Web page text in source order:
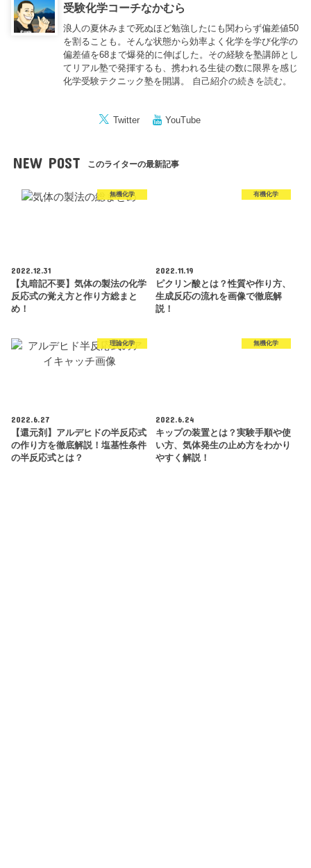
受験化学コーチなかむら
浪人の夏休みまで死ぬほど勉強したにも関わらず偏差値50
を割ることも。そんな状態から効率よく化学を学び化学の
偏差値を68まで爆発的に伸ばした。その経験を塾講師とし
てリアル塾で発揮するも、携われる生徒の数に限界を感じ
化学受験テクニック塾を開講。 自己紹介の続きを読む。
Twitter YouTube
NEW POST このライターの最新記事
無機化学
2022.12.31
【丸暗記不要】気体の製法の化学
反応式の覚え方と作り方総まと
め！
有機化学
2022.11.19
ピクリン酸とは？性質や作り方、
生成反応の流れを画像で徹底解
説！
理論化学
2022.6.27
【還元剤】アルデヒドの半反応式
の作り方を徹底解説！塩基性条件
の半反応式とは？
無機化学
2022.6.24
キップの装置とは？実験手順や使
い方、気体発生の止め方をわかり
やすく解説！